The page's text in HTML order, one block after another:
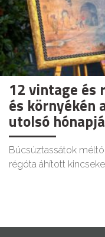
12 vintage és
és környékén
utolsó
Búcsúztassátok
régóta áhított